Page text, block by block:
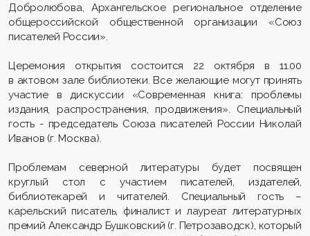
Добролюбова, Архангельское региональное отделение
общероссийской общественной организации «Союз
писателей России».
Церемония открытия состоится 22 октября в 11.00
в актовом зале библиотеки. Все желающие могут принять
участие в дискуссии «Современная книга: проблемы
издания, распространения, продвижения». Специальный
гость - председатель Союза писателей России Николай
Иванов (г. Москва).
Проблемам северной литературы будет посвящен
круглый стол с участием писателей, издателей,
библиотекарей и читателей. Специальный гость –
карельский писатель, финалист и лауреат литературных
премий Александр Бушковский (г. Петрозаводск), который